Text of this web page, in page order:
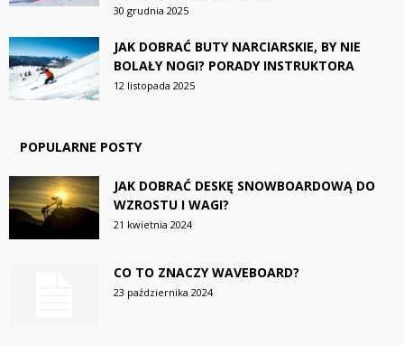
30 grudnia 2025
JAK DOBRAĆ BUTY NARCIARSKIE, BY NIE
BOLAŁY NOGI? PORADY INSTRUKTORA
12 listopada 2025
POPULARNE POSTY
JAK DOBRAĆ DESKĘ SNOWBOARDOWĄ DO
WZROSTU I WAGI?
21 kwietnia 2024
CO TO ZNACZY WAVEBOARD?
23 października 2024